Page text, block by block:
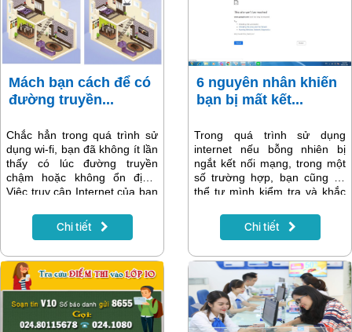
thì chỉ cần điện thoại bạn có
kết nối mạng wifi hoặc 3G/4G
là được.
Mách bạn cách để có
đường truyền...
Chắc hẳn trong quá trình sử
dụng wi-fi, bạn đã không ít lần
thấy có lúc đường truyền
chậm hoặc không ổn định.
Việc truy cập Internet của bạn
chờn tại một số thời điểm
hoặc địa điểm, vị trí trong
cùng tìm hiểu một số nguyên
nhân của tình trạng này.
Chi tiết
6 nguyên nhân khiến
bạn bị mất kết...
Trong quá trình sử dụng
internet nếu bỗng nhiên bị
ngắt kết nối mạng, trong một
số trường hợp, bạn cũng có
thể tự mình kiểm tra và khắc
hưởng tới công việc và nhu
cầu sử dụng của bạn. Bài viết
nguyên nhân thường gặp
khiến bạn bị mất kết nối mạng
internet và cách khắc phục.
Chi tiết